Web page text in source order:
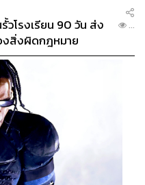
วโรงเรียน 90 วัน ส่ง
สิ่งผิดกฎหมาย
...